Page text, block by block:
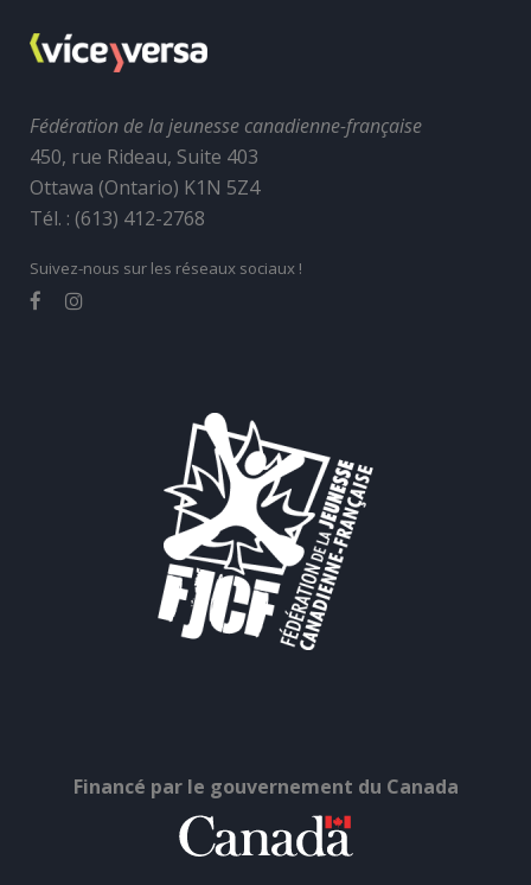
Fédération de la jeunesse canadienne-française
450, rue Rideau, Suite 403
Ottawa (Ontario) K1N 5Z4
Tél. : (613) 412-2768
Suivez-nous sur les réseaux sociaux !
Financé par le gouvernement du Canada